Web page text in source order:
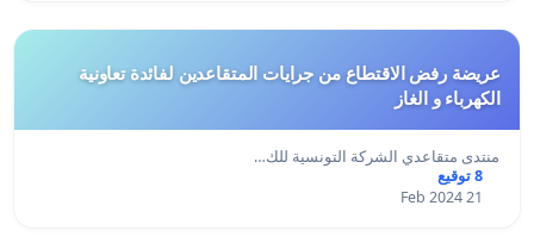
عريضة رفض الاقتطاع من جرايات المتقاعدين لفائدة تعاونية
الكهرباء و الغاز
منتدى متقاعدي الشركة التونسية للك…
8 توقيع
21 Feb 2024